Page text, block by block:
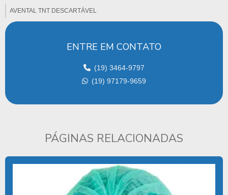
AVENTAL TNT DESCARTÁVEL
CAMPO CIRURGICO ABSORVENTE
CAMPO CIRÚRGICO DESCARTÁVEL
CAMPO CIRÚRGICO ESTÉRIL
CAMPOS DESCARTÁVEIS
CAPOTE CIRURGICO DESCARTAVEL
CAPOTE DESCARTÁVEL ESTÉRIL
ENTRE EM CONTATO
(19) 3464-9797
(19) 97179-9659
PÁGINAS RELACIONADAS